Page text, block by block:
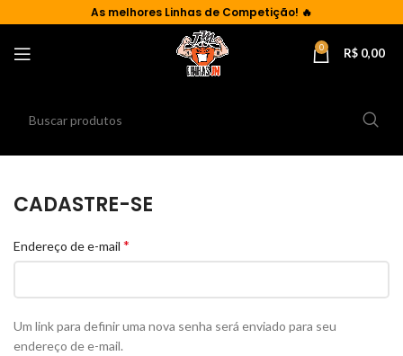
As melhores Linhas de Competição! 🔥
0 R$ 0,00
CADASTRE-SE
Endereço de e-mail *
Um link para definir uma nova senha será enviado para seu
endereço de e-mail.